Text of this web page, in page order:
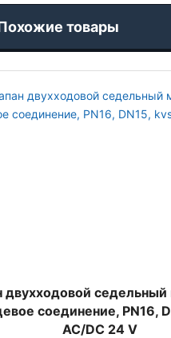
товары
двухходовой седельный
соединение, PN16,
AC/DC 24 V